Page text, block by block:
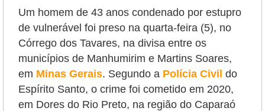
Um homem de 43 anos condenado por estupro
de vulnerável foi preso na quarta-feira (5), no
Córrego dos Tavares, na divisa entre os
municípios de Manhumirim e Martins Soares,
em Minas Gerais. Segundo a Polícia Civil do
Espírito Santo, o crime foi cometido em 2020,
em Dores do Rio Preto, na região do Caparaó